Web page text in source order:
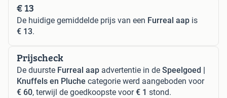
€ 13
De huidige gemiddelde prijs van een Furreal aap is
€ 13.
Prijscheck
De duurste Furreal aap advertentie in de Speelgoed |
Knuffels en Pluche categorie werd aangeboden voor
€ 60, terwijl de goedkoopste voor€ 1 stond.